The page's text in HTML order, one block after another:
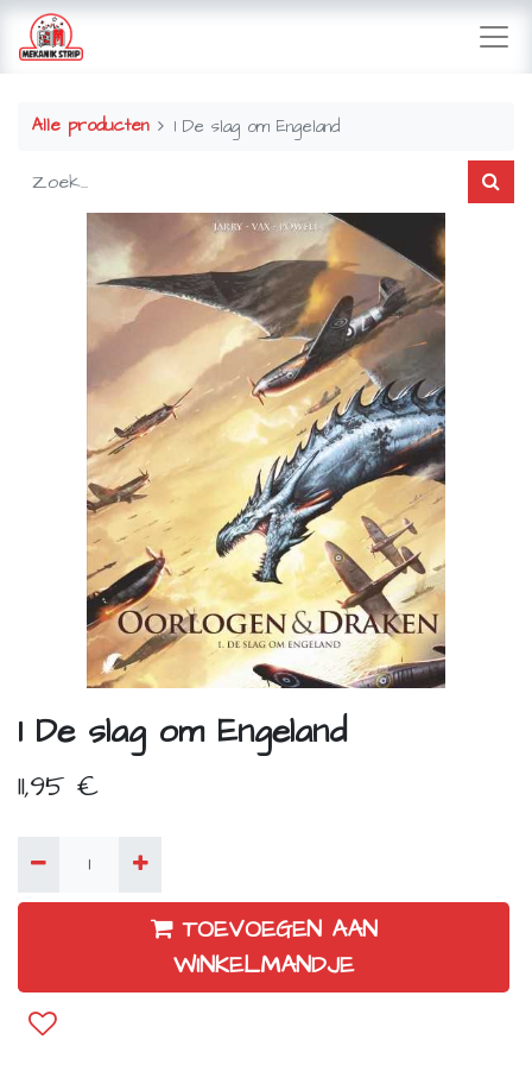
Alle producten 1 De slag om Engeland
1 De slag om Engeland
11,95 €
TOEVOEGEN AAN
WINKELMANDJE